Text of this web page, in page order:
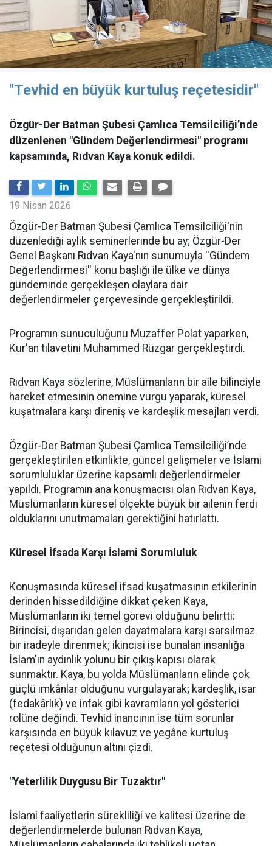
"Tevhid en büyük kurtuluş reçetesidir"
Özgür-Der Batman Şubesi Çamlıca Temsilciliği’nde
düzenlenen "Gündem Değerlendirmesi" programı
kapsamında, Rıdvan Kaya konuk edildi.
19 Nisan 2026
​Özgür-Der Batman Şubesi Çamlıca Temsilciliği'nin
düzenlediği aylık seminerlerinde bu ay; Özgür-Der
Genel Başkanı Rıdvan Kaya'nın sunumuyla ''Gündem
Değerlendirmesi'' konu başlığı ile ülke ve dünya
gündeminde gerçekleşen olaylara dair
değerlendirmeler çerçevesinde gerçekleştirildi.
Programın sunuculuğunu Muzaffer Polat yaparken,
Kur'an tilavetini Muhammed Rüzgar gerçekleştirdi.
Rıdvan Kaya sözlerine, Müslümanların bir aile bilinciyle
hareket etmesinin önemine vurgu yaparak, küresel
kuşatmalara karşı direniş ve kardeşlik mesajları verdi.
Özgür-Der Batman Şubesi Çamlıca Temsilciliği’nde
gerçekleştirilen etkinlikte, güncel gelişmeler ve İslami
sorumluluklar üzerine kapsamlı değerlendirmeler
yapıldı. Programın ana konuşmacısı olan Rıdvan Kaya,
Müslümanların küresel ölçekte büyük bir ailenin ferdi
olduklarını unutmamaları gerektiğini hatırlattı.
Küresel İfsada Karşı İslami Sorumluluk
Konuşmasında küresel ifsad kuşatmasının etkilerinin
derinden hissedildiğine dikkat çeken Kaya,
Müslümanların iki temel görevi olduğunu belirtti:
Birincisi, dışarıdan gelen dayatmalara karşı sarsılmaz
bir iradeyle direnmek; ikincisi ise bunalan insanlığa
İslam'ın aydınlık yolunu bir çıkış kapısı olarak
sunmaktır. Kaya, bu yolda Müslümanların elinde çok
güçlü imkânlar olduğunu vurgulayarak; kardeşlik, isar
(fedakârlık) ve infak gibi kavramların yol gösterici
rolüne değindi. Tevhid inancının ise tüm sorunlar
karşısında en büyük kılavuz ve yegâne kurtuluş
reçetesi olduğunun altını çizdi.
"Yeterlilik Duygusu Bir Tuzaktır"
İslami faaliyetlerin sürekliliği ve kalitesi üzerine de
değerlendirmelerde bulunan Rıdvan Kaya,